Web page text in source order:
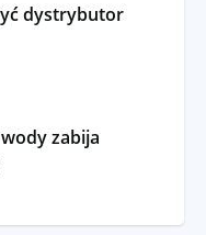
dystrybutor
zabija